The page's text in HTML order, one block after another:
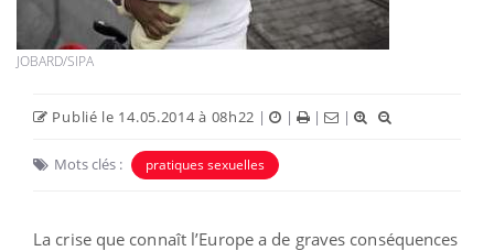
JOBARD/SIPA
Publié le 14.05.2014 à 08h22 | | | |
Mots clés : pratiques sexuelles
La crise que connaît l’Europe a de graves conséquences